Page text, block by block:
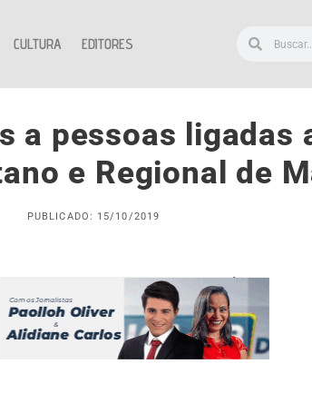
CULTURA EDITORES
a pessoas ligadas
e Regional de
PUBLICADO: 15/10/2019